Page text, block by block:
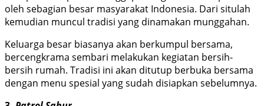
oleh sebagian besar masyarakat Indonesia. Dari situlah
kemudian muncul tradisi yang dinamakan munggahan.
Keluarga besar biasanya akan berkumpul bersama,
bercengkrama sembari melakukan kegiatan bersih-
bersih rumah. Tradisi ini akan ditutup berbuka bersama
dengan menu spesial yang sudah disiapkan sebelumnya.